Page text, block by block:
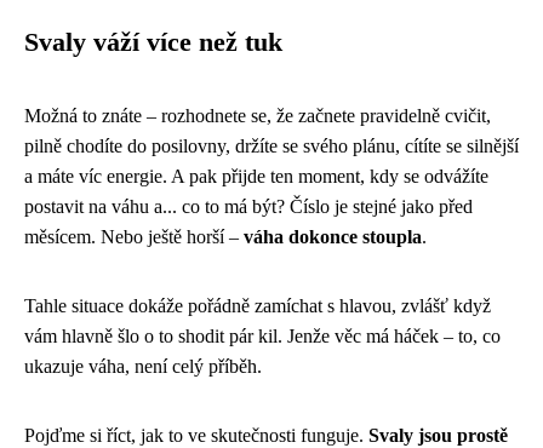
Svaly váží více než tuk
Možná to znáte – rozhodnete se, že začnete pravidelně cvičit,
pilně chodíte do posilovny, držíte se svého plánu, cítíte se silnější
a máte víc energie. A pak přijde ten moment, kdy se odvážíte
postavit na váhu a... co to má být? Číslo je stejné jako před
měsícem. Nebo ještě horší – váha dokonce stoupla.
Tahle situace dokáže pořádně zamíchat s hlavou, zvlášť když
vám hlavně šlo o to shodit pár kil. Jenže věc má háček – to, co
ukazuje váha, není celý příběh.
Pojďme si říct, jak to ve skutečnosti funguje. Svaly jsou prostě